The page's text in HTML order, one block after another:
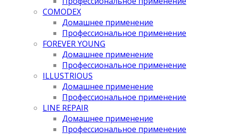
COMODEX
Домашнее применение
Профессиональное применение
FOREVER YOUNG
Домашнее применение
Профессиональное применение
ILLUSTRIOUS
Домашнее применение
Профессиональное применение
LINE REPAIR
Домашнее применение
Профессиональное применение